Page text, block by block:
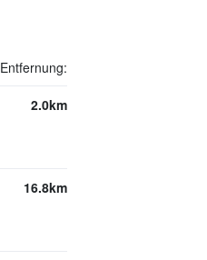
Entfernung:
2.0km
16.8km